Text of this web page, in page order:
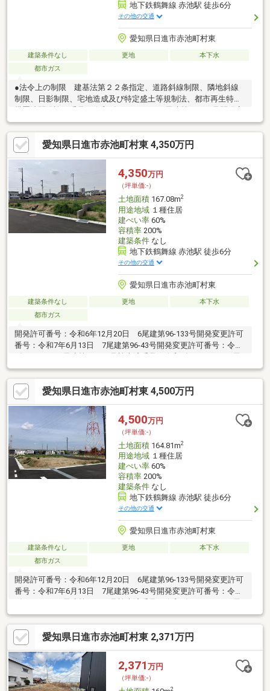
地下鉄鶴舞線 赤池駅 徒歩6分
その他の交通
愛知県日進市赤池町村東
建築条件なし 更地
本下水
都市ガス
●法令上の制限 建基法第２２条指定、道路斜線制限、隣地斜線
制限、日影制限、宅地造成及び特定盛土等規制法、都市再生特別
更許可番号：令和7年6月13日 7尾建第96-43号開発変更許可番
号：令和8年1月8日 7尾建第96-170号検査済番号：令和8年1月22
日 7尾建第96-170号総区画数：４区画、販売区画数：３区画※近
隣に送電鉄塔あり全区画：公営水道・公共下水・都市ガス引込
有、各号地上下水道メーター設置費用として１１万円（税込）が
かかります。
愛知県日進市赤池町村東 4,350万円
4,350万円
（坪単価:-）
土地面積167.08m2
用途地域１種住居
建ぺい率60%
容積率200%
建築条件なし
地下鉄鶴舞線 赤池駅 徒歩6分
その他の交通
愛知県日進市赤池町村東
建築条件なし 更地
本下水
都市ガス
開発許可番号：令和6年12月20日 6尾建第96-133号開発変更許可
番号：令和7年6月13日 7尾建第96-43号開発変更許可番号：令和
8年1月8日 7尾建第96-170号検査済番号：令和8年1月22日 7尾
建第96-170号総区画数：４区画、販売区画数：３区画※近隣に送
電鉄塔あり全区画：公営水道・公共下水・都市ガス引込有、各号
地上下水道メーター設置費用として１１万円（税込）がかかりま
す。
愛知県日進市赤池町村東 4,500万円
4,500万円
（坪単価:-）
土地面積164.81m2
用途地域１種住居
建ぺい率60%
容積率200%
建築条件なし
地下鉄鶴舞線 赤池駅 徒歩6分
その他の交通
愛知県日進市赤池町村東
建築条件なし 更地
本下水
都市ガス
開発許可番号：令和6年12月20日 6尾建第96-133号開発変更許可
番号：令和7年6月13日 7尾建第96-43号開発変更許可番号：令和
建第96-170号総区画数：４区画、販売区画数：３区画※近隣に送
電鉄塔あり全区画：公営水道・公共下水・都市ガス引込有、各号
地上下水道メーター設置費用として１１万円（税込）が別途必要
となります。
愛知県日進市赤池町村東 2,371万円
2,371 万円
（坪単価:-）
2